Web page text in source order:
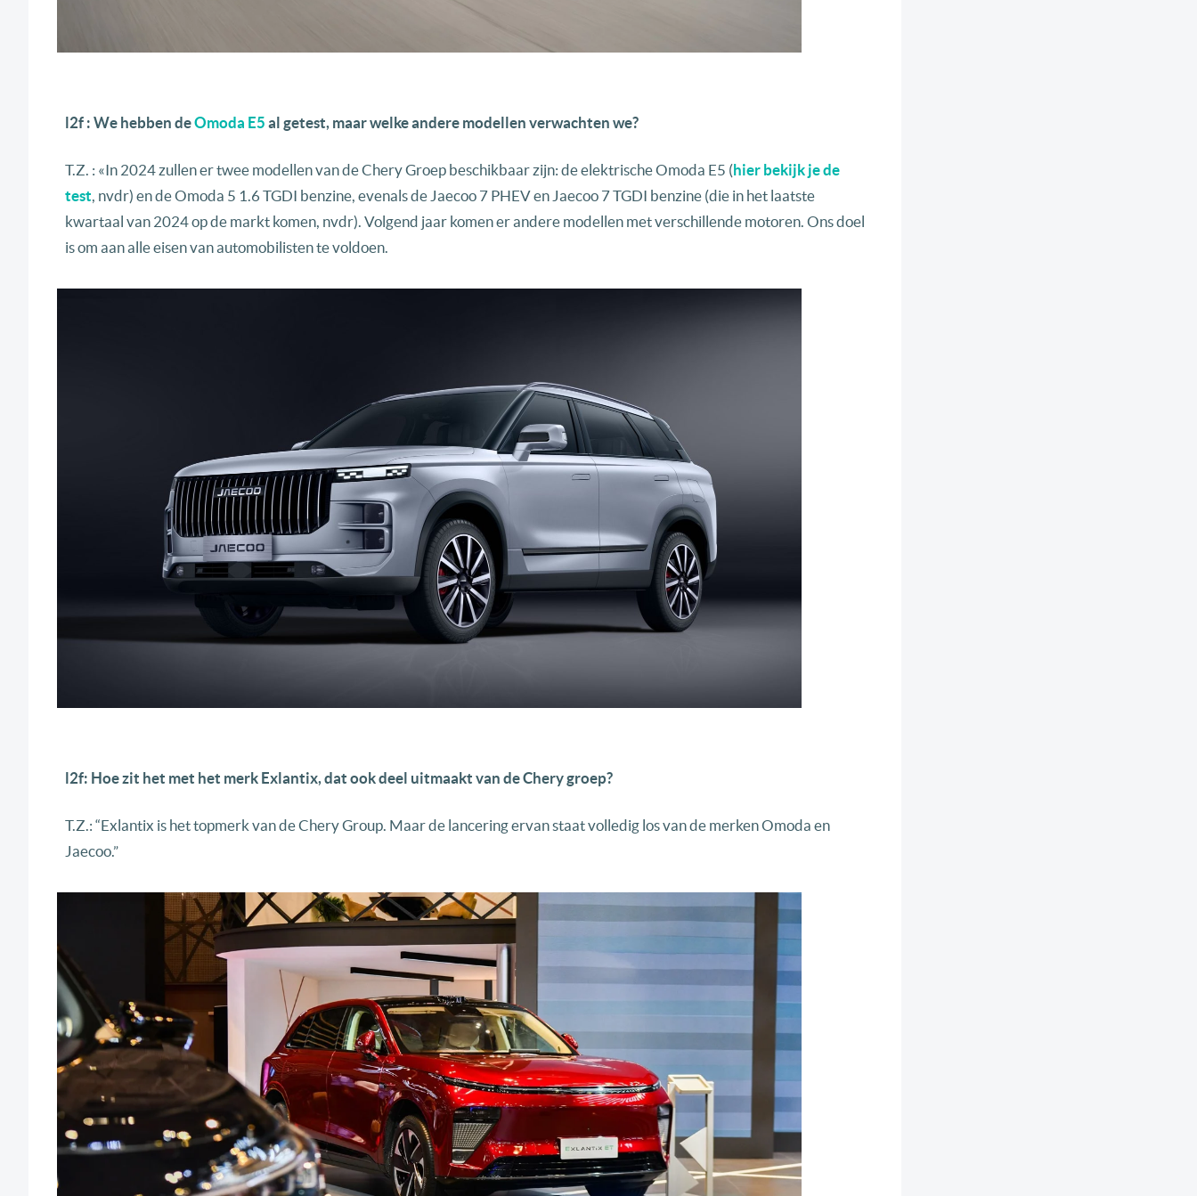
l2f : We hebben deOmoda E5 al getest, maar welke andere modellen verwachten we?
T.Z. : «In 2024 zullen er twee modellen van de Chery Groep beschikbaar zijn: de elektrische Omoda E5 (hier bekijk je de
test, nvdr) en de Omoda 5 1.6 TGDI benzine, evenals de Jaecoo 7 PHEV en Jaecoo 7 TGDI benzine (die in het laatste
kwartaal van 2024 op de markt komen, nvdr). Volgend jaar komen er andere modellen met verschillende motoren. Ons doel
is om aan alle eisen van automobilisten te voldoen.
l2f: Hoe zit het met het merk Exlantix, dat ook deel uitmaakt van de Chery groep?
T.Z.: “Exlantix is het topmerk van de Chery Group. Maar de lancering ervan staat volledig los van de merken Omoda en
Jaecoo.”